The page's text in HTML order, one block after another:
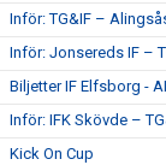
Inför: TG&IF –
Inför: Jonsereds IF –
Biljetter IF Elfsborg -
Inför: IFK Skövde –
Kick On Cup